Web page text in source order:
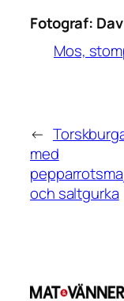
Fotograf:
Mos,
←
med
och saltgurka